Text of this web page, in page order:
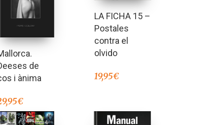
de
i ànima
€
LA FICHA 15 –
Postales
contra el
olvido
19,95€